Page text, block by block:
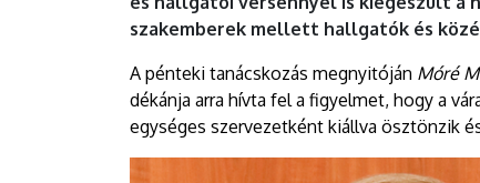
szakemberek mellett hallgatók és
A pénteki tanácskozás megnyitóján Móré
dékánja arra hívta fel a figyelmet, hogy a
egységes szervezetként kiállva ösztönzik